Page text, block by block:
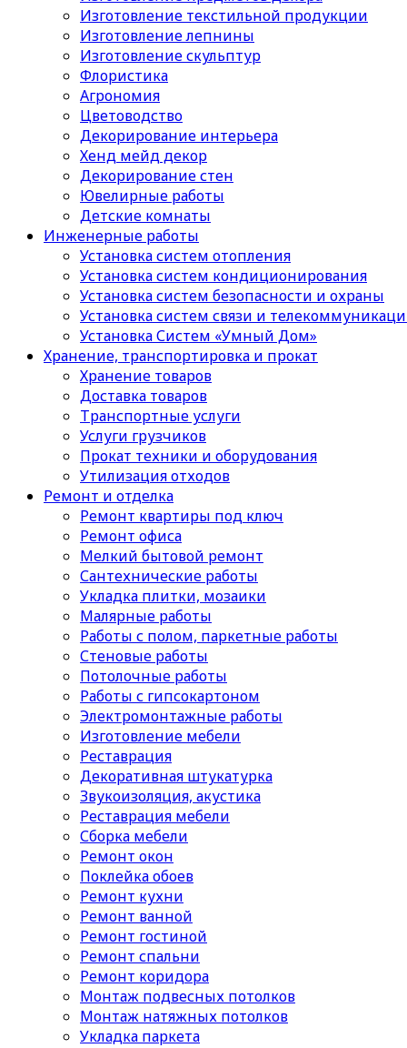
Изготовление текстильной продукции
Изготовление лепнины
Изготовление скульптур
Флористика
Агрономия
Цветоводство
Декорирование интерьера
Хенд мейд декор
Декорирование стен
Ювелирные работы
Детские комнаты
Инженерные работы
Установка систем отопления
Установка систем кондиционирования
Установка систем безопасности и охраны
Установка систем связи и
Установка Систем «Умный Дом»
Хранение, транспортировка и прокат
Хранение товаров
Доставка товаров
Транспортные услуги
Услуги грузчиков
Прокат техники и оборудования
Утилизация отходов
Ремонт и отделка
Ремонт квартиры под ключ
Ремонт офиса
Мелкий бытовой ремонт
Сантехнические работы
Укладка плитки, мозаики
Малярные работы
Работы с полом, паркетные работы
Стеновые работы
Потолочные работы
Работы с гипсокартоном
Электромонтажные работы
Изготовление мебели
Реставрация
Декоративная штукатурка
Звукоизоляция, акустика
Реставрация мебели
Сборка мебели
Ремонт окон
Поклейка обоев
Ремонт кухни
Ремонт ванной
Ремонт гостиной
Ремонт спальни
Ремонт коридора
Монтаж подвесных потолков
Монтаж натяжных потолков
Укладка паркета